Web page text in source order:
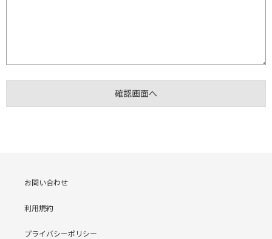
お問い合わせ
利用規約
プライバシーポリシー